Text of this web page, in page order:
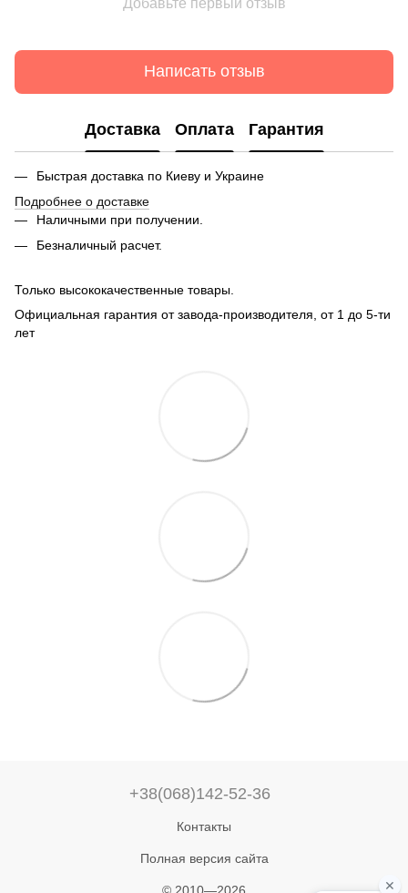
Написать отзыв
Доставка Оплата Гарантия
Быстрая доставка по Киеву и Украине
Подробнее о доставке
Наличными при получении.
Безналичный расчет.
Только высококачественные товары.
Официальная гарантия от завода-производителя, от 1 до 5-ти
лет
+38(068)142-52-36
Контакты
Полная версия сайта
© 2010—2026